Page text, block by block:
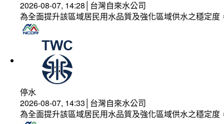
2026-08-07, 14:28│台灣自來水公司
為全面提升該區域居民用水品質及強化區域供水之穩定
停水
2026-08-07, 14:33│台灣自來水公司
為全面提升該區域居民用水品質及強化區域供水之穩定